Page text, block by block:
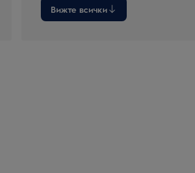
Вижте всички